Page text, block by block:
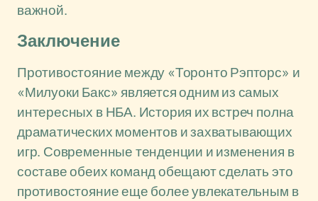
важной.
Заключение
Противостояние между «Торонто Рэпторс» и
«Милуоки Бакс» является одним из самых
интересных в НБА. История их встреч полна
драматических моментов и захватывающих
игр. Современные тенденции и изменения в
составе обеих команд обещают сделать это
противостояние еще более увлекательным в